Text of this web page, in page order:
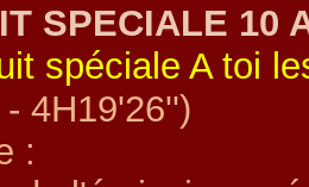
SPECIALE 10
spéciale A toi
- 4H19'26'')
: